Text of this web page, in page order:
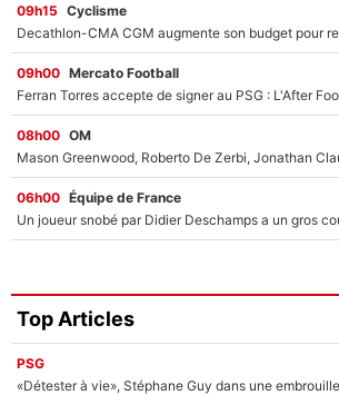
09h15 Cyclisme
09h00 Mercato Football
08h00 OM
06h00 Équipe de France
Top Articles
PSG
«Détester à vie», Stéphane Guy dans une